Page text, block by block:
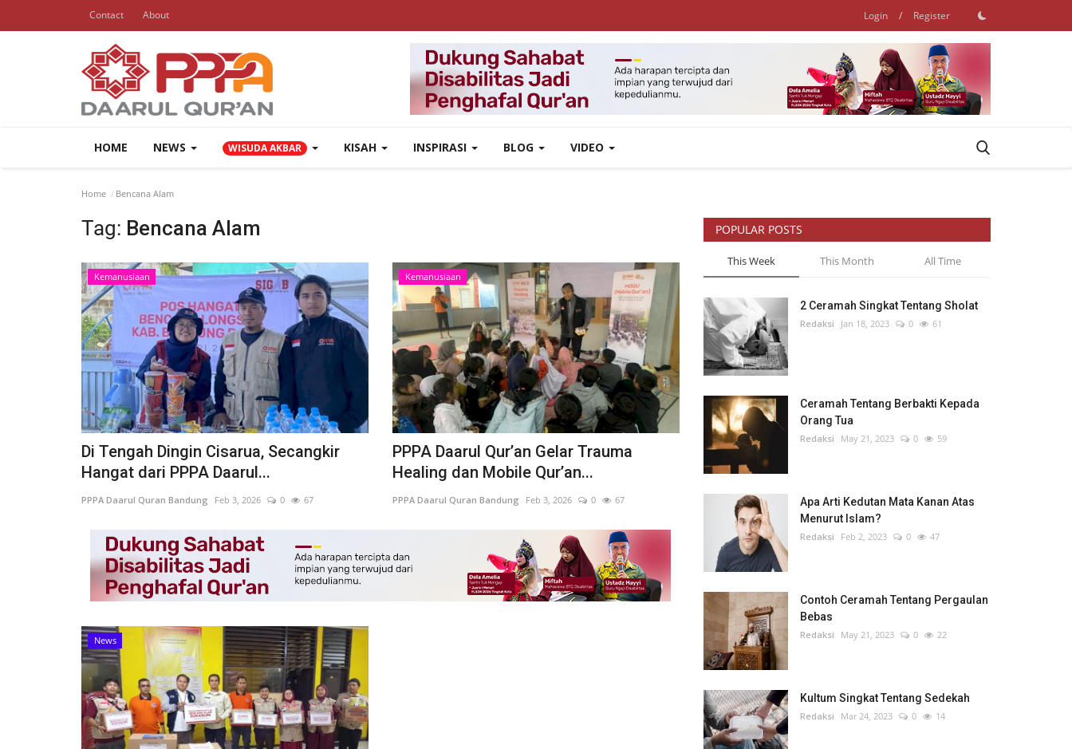
Contact About Login / Register
HOME NEWS WISUDA AKBAR KISAH INSPIRASI BLOG VIDEO
Home Bencana Alam
Tag: Bencana Alam
Kemanusiaan
Di Tengah Dingin Cisarua, Secangkir
Hangat dari PPPA Daarul...
PPPA Daarul Quran Bandung Feb 3, 2026 0 67
Kemanusiaan
PPPA Daarul Qur’an Gelar Trauma
Healing dan Mobile Qur’an...
PPPA Daarul Quran Bandung Feb 3, 2026 0 67
News
POPULAR POSTS
This Week This Month All Time
2 Ceramah Singkat Tentang Sholat
Redaksi Jan 18, 2023 0 61
Ceramah Tentang Berbakti Kepada
Orang Tua
Redaksi May 21, 2023 0 59
Apa Arti Kedutan Mata Kanan Atas
Menurut Islam?
Redaksi Feb 2, 2023 0 47
Contoh Ceramah Tentang Pergaulan
Bebas
Redaksi May 21, 2023 0 22
Kultum Singkat Tentang Sedekah
Redaksi Mar 24, 2023 0 14